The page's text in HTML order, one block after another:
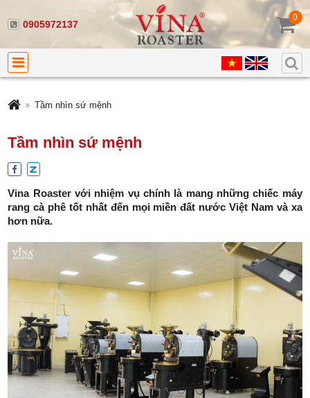
0905972137
0
Tầm nhìn sứ mệnh
Tầm nhìn sứ mệnh
Vina Roaster với nhiệm vụ chính là mang những chiếc máy
rang cà phê tốt nhất đến mọi miền đất nước Việt Nam và xa
hơn nữa.